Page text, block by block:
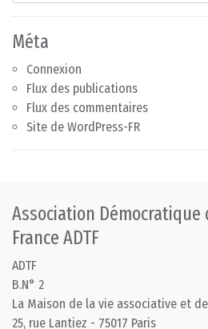
Méta
Connexion
Flux des publications
Flux des commentaires
Site de WordPress-FR
Association Démocratique
France ADTF
ADTF
B.N° 2
La Maison de la vie associative et
25, rue Lantiez - 75017 Paris